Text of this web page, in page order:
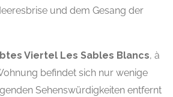
und dem Gesang der
Viertel Les Sables Blancs, à
befindet sich nur wenige
Sehenswürdigkeiten entfernt